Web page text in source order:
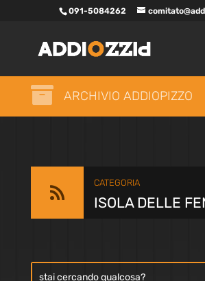
091-5084262
 ARCHIVIO ADDIOPIZZO

CATEGORIA
ISOLA DELLE